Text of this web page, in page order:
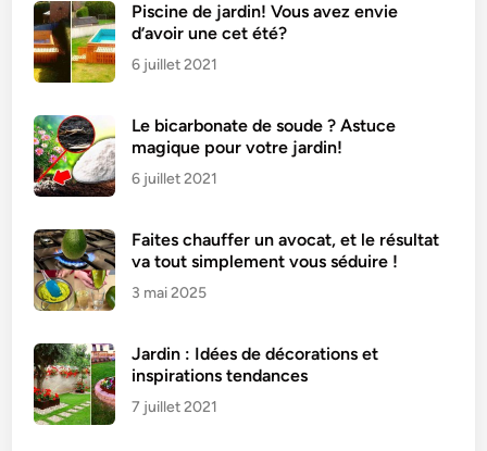
Piscine de jardin! Vous avez envie
d’avoir une cet été?
6 juillet 2021
Le bicarbonate de soude ? Astuce
magique pour votre jardin!
6 juillet 2021
Faites chauffer un avocat, et le résultat
va tout simplement vous séduire !
3 mai 2025
Jardin : Idées de décorations et
inspirations tendances
7 juillet 2021